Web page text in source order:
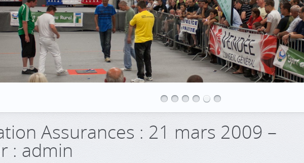
Assurances : 21 mars 2009 –
: admin